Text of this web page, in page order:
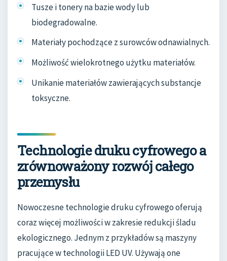
Tusze i tonery na bazie wody lub
biodegradowalne.
Materiały pochodzące z surowców odnawialnych.
Możliwość wielokrotnego użytku materiałów.
Unikanie materiałów zawierających substancje
toksyczne.
Technologie druku cyfrowego a
zrównoważony rozwój całego
przemysłu
Nowoczesne technologie druku cyfrowego oferują
coraz więcej możliwości w zakresie redukcji śladu
ekologicznego. Jednym z przykładów są maszyny
pracujące w technologii LED UV. Używają one